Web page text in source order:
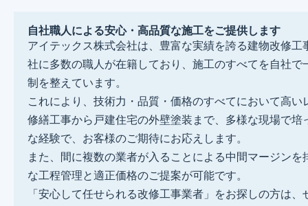
自社職人による安心・高品質な施工をご提供します
アイテックス株式会社は、豊富な実績を誇る建物改修工
社に多数の職人が在籍しており、施工のすべてを自社で
制を整えています。
これにより、技術力・品質・価格のすべてにおいて高い
修繕工事から戸建住宅の外壁塗装まで、多様な現場で培
な経験で、お客様のご期待にお応えします。
また、間に複数の業者が入ることによる中間マージンを
な工程管理と適正価格のご提案が可能です。
「安心して任せられる改修工事業者」をお探しの方は